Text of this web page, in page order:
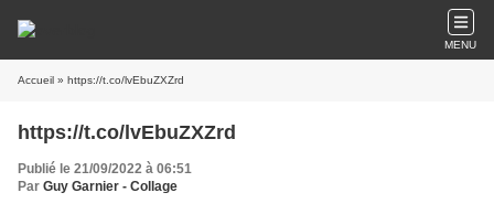
MENU
Accueil » https://t.co/lvEbuZXZrd
https://t.co/lvEbuZXZrd
Publié le 21/09/2022 à 06:51
Par Guy Garnier - Collage